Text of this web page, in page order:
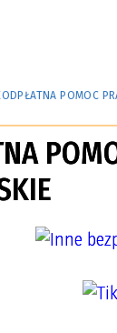
POMOC